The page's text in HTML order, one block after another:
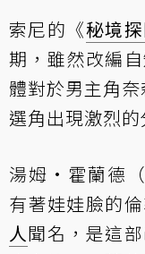
索尼的《秘境
期，雖然改編
體對於男主角
選角出現激烈的
湯姆·霍蘭德
有著娃娃臉的
人聞名，是這